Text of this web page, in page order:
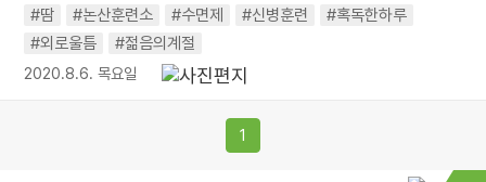
#땀 #논산훈련소 #수면제 #신병훈련
#혹독한하루
#외로울틈
#젊음의계절
2020.8.6. 목요일
1